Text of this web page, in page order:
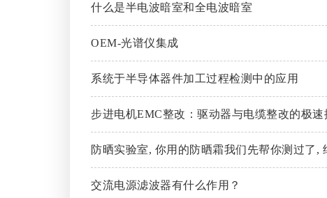
什么是半电波暗室和全电波暗室
OEM-光谱仪集成
系统于半导体器件加工过程检测中的应用​
步进电机EMC整改：驱动器与电缆整改的极速
防晒实验室, 你用的防晒霜我们先帮你测过了,
交流电源滤波器有什么作用？